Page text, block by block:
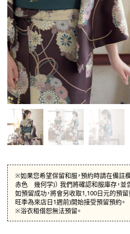
※如果您希望保留和服，預約時請在備註
赤色 幾何学)） 我們將確認和服庫存，並
如預留成功，將會另收取1,100日元的預
旺季為來店日1週前)開始接受預留預約。
※浴衣租借恕無法預留。